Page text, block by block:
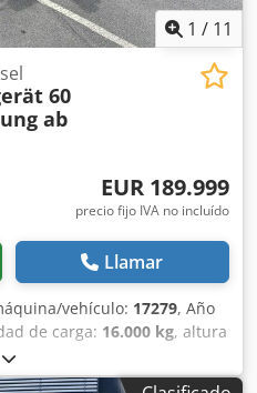
1 / 11
60
ab
EUR 189.999
precio fijo IVA no incluído
Llamar
vehículo: 17279, Año
de carga: 16.000 kg, altura
libre:
diésel, tipo de